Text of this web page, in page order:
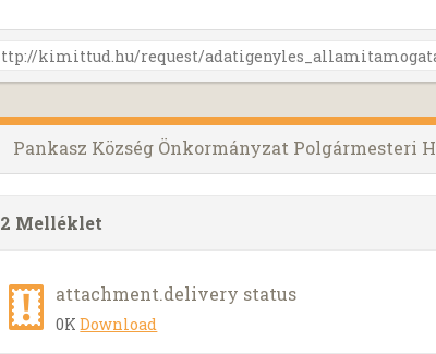
Pankasz Község Önkormányzat Polgármesteri
2 Melléklet
attachment.delivery status
0KDownload